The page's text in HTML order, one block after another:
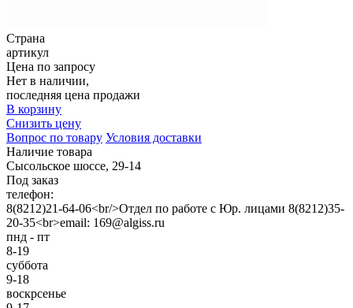
Страна
артикул
Цена по запросу
Нет в наличии,
последняя цена продажи
В корзину
Снизить цену
Вопрос по товару Условия доставки
Наличие товара
Сысольское шоссе, 29-14
Под заказ
телефон:
8(8212)21-64-06<br/>Отдел по работе с Юр. лицами 8(8212)35-
20-35<br>email: 169@algiss.ru
пнд - пт
8-19
суббота
9-18
воскрсенье